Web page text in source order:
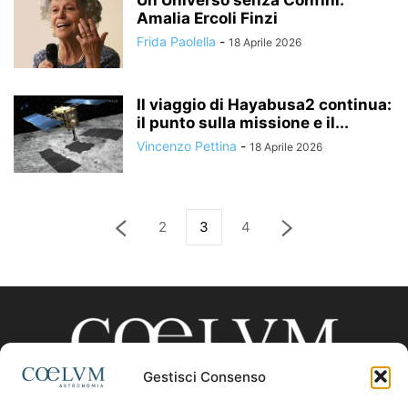
Gestisci Consenso
Amalia Ercoli Finzi
Frida Paolella - 18 Aprile 2026
Il viaggio di Hayabusa2 continua:
il punto sulla missione e il...
Vincenzo Pettina - 18 Aprile 2026
2 3 4